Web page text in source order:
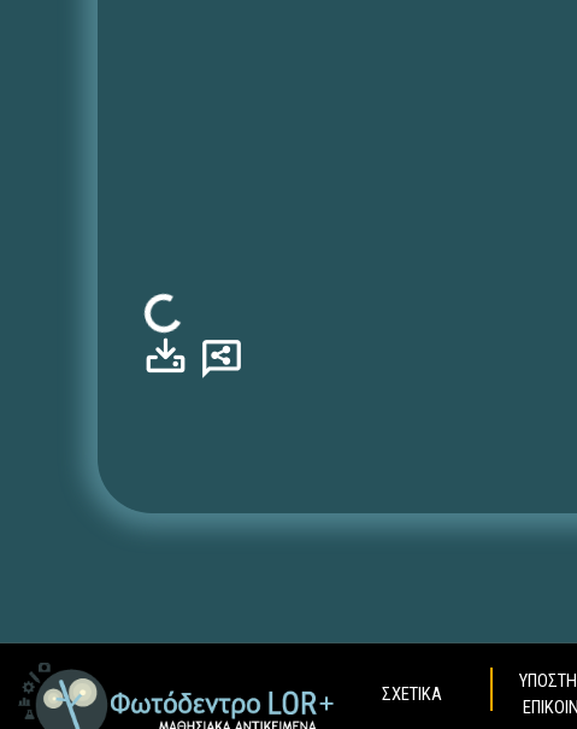
Φόρτωση...
ΣΧΕΤΙΚΑ